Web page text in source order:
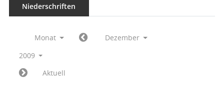
Niederschriften
Monat
Dezember
2009
Aktuell